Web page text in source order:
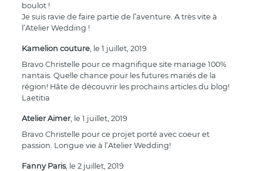
boulot !
Je suis ravie de faire partie de l’aventure. A très vite à
l’Atelier Wedding !
Kamelion couture , le 1 juillet, 2019
Bravo Christelle pour ce magnifique site mariage 100%
nantais. Quelle chance pour les futures mariés de la
région! Hâte de découvrir les prochains articles du blog!
Laetitia
Atelier Aimer, le 1 juillet, 2019
Bravo Christelle pour ce projet porté avec coeur et
passion. Longue vie à l’Atelier Wedding!
Fanny Paris, le 2 juillet, 2019